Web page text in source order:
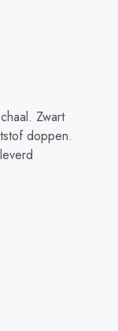
Zwart
doppen.